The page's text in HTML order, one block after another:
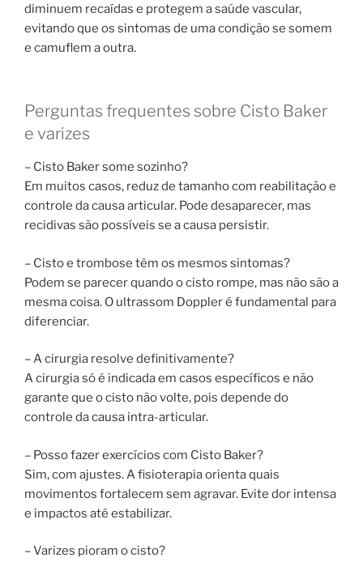
diminuem recaídas e protegem a saúde vascular,
evitando que os sintomas de uma condição se somem
e camuflem a outra.
Perguntas frequentes sobre Cisto Baker
e varizes
– Cisto Baker some sozinho?
Em muitos casos, reduz de tamanho com reabilitação e
controle da causa articular. Pode desaparecer, mas
recidivas são possíveis se a causa persistir.
– Cisto e trombose têm os mesmos sintomas?
Podem se parecer quando o cisto rompe, mas não são a
mesma coisa. O ultrassom Doppler é fundamental para
diferenciar.
– A cirurgia resolve definitivamente?
A cirurgia só é indicada em casos específicos e não
garante que o cisto não volte, pois depende do
controle da causa intra-articular.
– Posso fazer exercícios com Cisto Baker?
Sim, com ajustes. A fisioterapia orienta quais
movimentos fortalecem sem agravar. Evite dor intensa
e impactos até estabilizar.
– Varizes pioram o cisto?